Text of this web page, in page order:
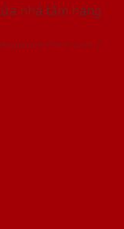
nhà tắm hàng
|